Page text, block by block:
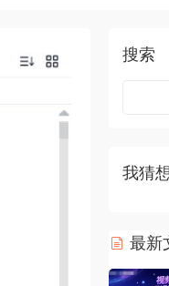
搜索
我猜
最新